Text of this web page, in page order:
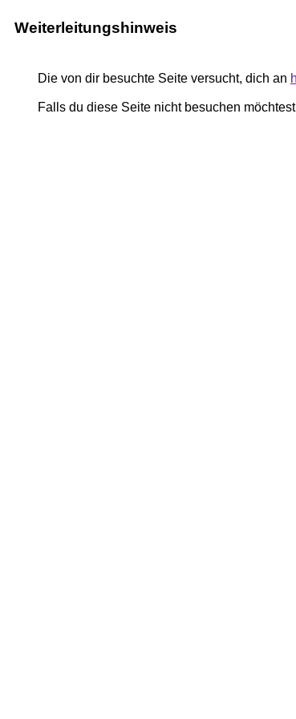
Weiterleitungshinweis
Die von dir besuchte Seite versucht, dich an
Falls du diese Seite nicht besuchen